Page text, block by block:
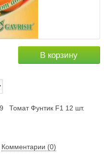
В корзину
Томат Фунтик F1 12 шт.
Комментарии (0)